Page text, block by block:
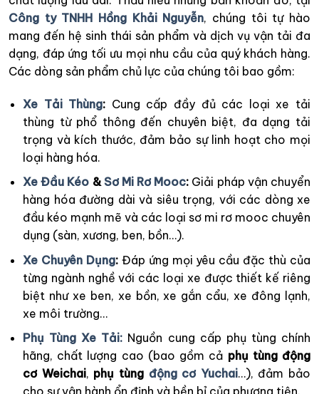
Công ty TNHH Hồng Khải Nguyễn, chúng tôi tự hào
mang đến hệ sinh thái sản phẩm và dịch vụ vận tải đa
dạng, đáp ứng tối ưu mọi nhu cầu của quý khách hàng.
Các dòng sản phẩm chủ lực của chúng tôi bao gồm:
Xe Tải Thùng: Cung cấp đầy đủ các loại xe tải
thùng từ phổ thông đến chuyên biệt, đa dạng tải
trọng và kích thước, đảm bảo sự linh hoạt cho mọi
loại hàng hóa.
Xe Đầu Kéo &Sơ Mi Rơ Mooc: Giải pháp vận chuyển
hàng hóa đường dài và siêu trọng, với các dòng xe
đầu kéo mạnh mẽ và các loại sơ mi rơ mooc chuyên
dụng (sàn, xương, ben, bồn…).
Xe Chuyên Dụng:Đáp ứng mọi yêu cầu đặc thù của
từng ngành nghề với các loại xe được thiết kế riêng
biệt như xe ben, xe bồn, xe gắn cẩu, xe đông lạnh,
xe môi trường…
Phụ Tùng Xe Tải: Nguồn cung cấp phụ tùng chính
hãng, chất lượng cao (bao gồm cả phụ tùng động
cơ Weichai, phụ tùngđộng cơ Yuchai…), đảm bảo